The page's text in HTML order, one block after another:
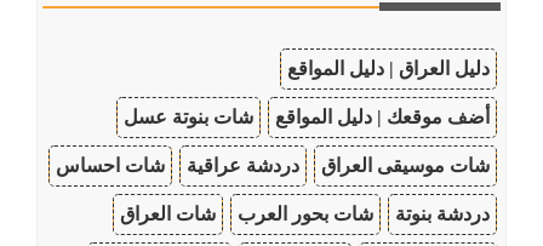
دليل العراق | دليل المواقع
أضف موقعك | دليل المواقع شات بنوتة عسل
شات موسيقى العراق دردشة عراقية شات احساس
دردشة بنوتة شات بحور العرب شات العراق